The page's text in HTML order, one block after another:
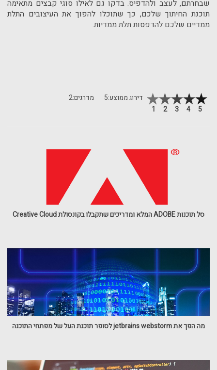
שבחרתם, לעצב ולהדפיס. בדקו גם לאילו סוגי קבצים מתאימה
תוכנת החיתוך שלכם, כך שתוכלו להפוך את העיצובים התלת
ממדיים שלכם להדפסות תלת ממדיות.
דירוג ממוצע:5 מדרגים:2
5
4
3
2
1
סל תוכנות ADOBE המלא ומדריכים שתקבלו בקונסולת Creative Cloud
מה הפך את jetbrains webstorm לסופר תוכנת העל של מפתחי התוכנה